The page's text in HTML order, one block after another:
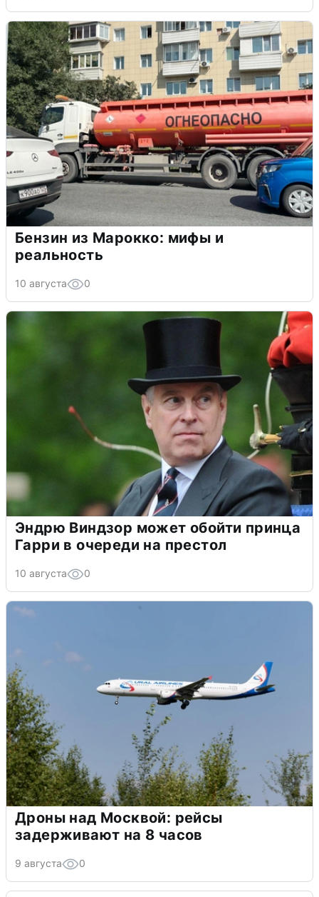
Бензин из Марокко: мифы и
реальность
10 августа 0
Эндрю Виндзор может обойти принца
Гарри в очереди на престол
10 августа 0
Дроны над Москвой: рейсы
задерживают на 8 часов
9 августа 0